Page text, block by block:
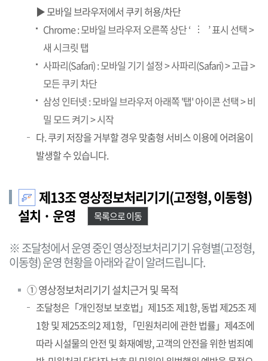
▶ 모바일 브라우저에서 쿠키 허용/차단
Chrome : 모바일 브라우저 오른쪽 상단 ‘
…
’ 표시 선택 >
새 시크릿 탭
사파리(Safari) : 모바일 기기 설정 > 사파리(Safari) > 고급 >
모든 쿠키 차단
삼성 인터넷 : 모바일 브라우저 아래쪽 '탭' 아이콘 선택 > 비
밀 모드 켜기 > 시작
다. 쿠키 저장을 거부할 경우 맞춤형 서비스 이용에 어려움이
발생할 수 있습니다.
제13조 영상정보처리기기(고정형, 이동형)
설치 · 운영
목록으로 이동
※ 조달청에서 운영 중인 영상정보처리기기 유형별(고정형,
이동형) 운영 현황을 아래와 같이 알려드립니다.
① 영상정보처리기기 설치근거 및 목적
조달청은「개인정보 보호법」제15조 제1항, 동법 제25조 제
1항 및 제25조의2 제1항, 「민원처리에 관한 법률」제4조에
따라 시설물의 안전 및 화재예방, 고객의 안전을 위한 범죄예